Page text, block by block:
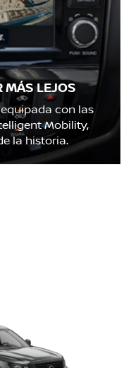
MÁS LEJOS
con las
Mobility,
la historia.